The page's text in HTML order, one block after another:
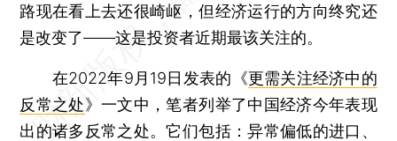
路现在看上去还很崎岖，但经济运行的方向终究还
是改变了——这是投资者近期最该关注的。
在2022年9月19日发表的《更需关注经济中的
反常之处》一文中，笔者列举了中国经济今年表现
出的诸多反常之处。它们包括：异常偏低的进口、